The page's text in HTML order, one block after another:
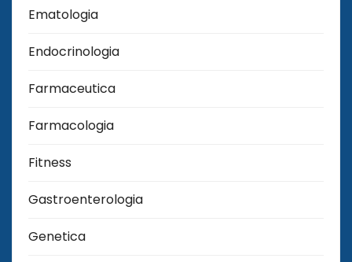
Ematologia
Endocrinologia
Farmaceutica
Farmacologia
Fitness
Gastroenterologia
Genetica